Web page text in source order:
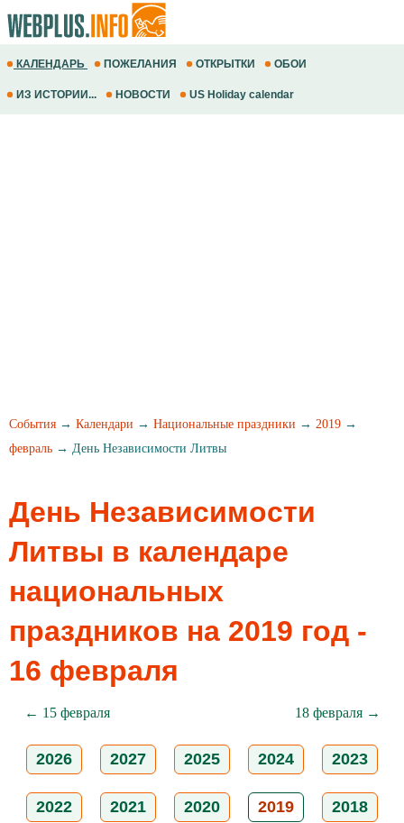
КАЛЕНДАРЬ ПОЖЕЛАНИЯ ОТКРЫТКИ ОБОИ
ИЗ ИСТОРИИ... НОВОСТИ US Holiday calendar
События → Календари → Национальные праздники → 2019 →
февраль → День Независимости Литвы
День Независимости
Литвы в календаре
национальных
праздников на 2019 год -
16 февраля
← 15 февраля 18 февраля →
2026 2027 2025 2024 2023
2022 2021 2020 2019 2018